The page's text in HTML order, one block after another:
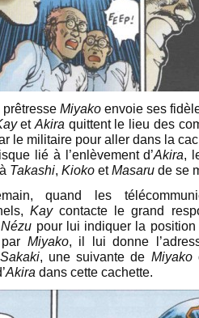
prêtresse Miyako envoie ses
etAkira quittent le lieu des
le militaire pour aller dans la
lié à l’enlèvement d’Akira,
Takashi, Kioko etMasaru de se
quand les
Kaycontacte le grand
Nézu pour lui indiquer la position
Miyako, il lui donne
Sakaki, une suivante de Miyako
Akira dans cette cachette.